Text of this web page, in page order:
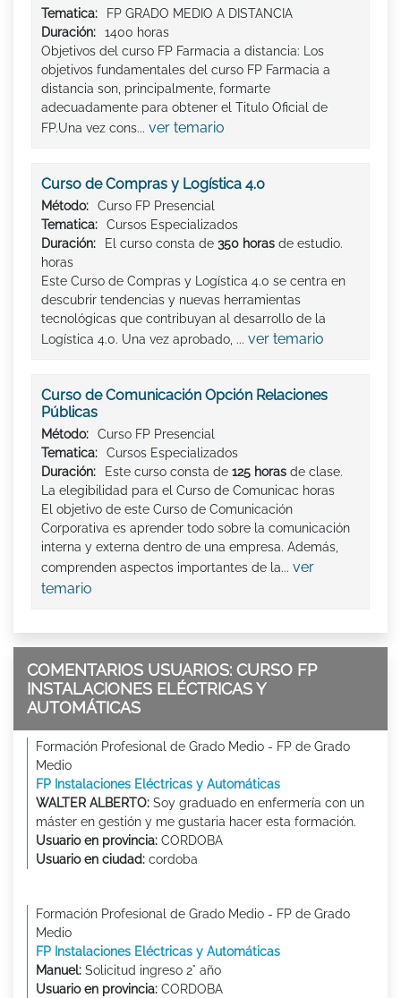
Tematica:
FP GRADO MEDIO A DISTANCIA
Duración:
1400 horas
Objetivos del curso FP Farmacia a distancia: Los
objetivos fundamentales del curso FP Farmacia a
distancia son, principalmente, formarte
adecuadamente para obtener el Titulo Oficial de
FP.Una vez cons... ver temario
Curso de Compras y Logística 4.0
Método:
Curso FP Presencial
Tematica:
Cursos Especializados
Duración:
El curso consta de 350 horas de estudio.
horas
Este Curso de Compras y Logística 4.0 se centra en
descubrir tendencias y nuevas herramientas
tecnológicas que contribuyan al desarrollo de la
Logística 4.0. Una vez aprobado, ... ver temario
Curso de Comunicación Opción Relaciones
Públicas
Método:
Curso FP Presencial
Tematica:
Cursos Especializados
Duración:
Este curso consta de 125 horas de clase.
La elegibilidad para el Curso de Comunicac horas
El objetivo de este Curso de Comunicación
Corporativa es aprender todo sobre la comunicación
interna y externa dentro de una empresa. Además,
comprenden aspectos importantes de la... ver
temario
COMENTARIOS USUARIOS: CURSO FP
INSTALACIONES ELÉCTRICAS Y
AUTOMÁTICAS
Formación Profesional de Grado Medio - FP de Grado
Medio
FP Instalaciones Eléctricas y Automáticas
WALTER ALBERTO: Soy graduado en enfermería con un
máster en gestión y me gustaria hacer esta formación.
Usuario en provincia: CORDOBA
Usuario en ciudad: cordoba
Formación Profesional de Grado Medio - FP de Grado
Medio
FP Instalaciones Eléctricas y Automáticas
Manuel: Solicitud ingreso 2° año
Usuario en provincia: CORDOBA